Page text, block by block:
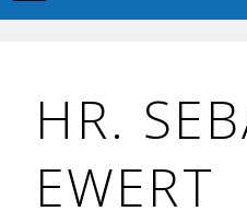
HR.
EWERT